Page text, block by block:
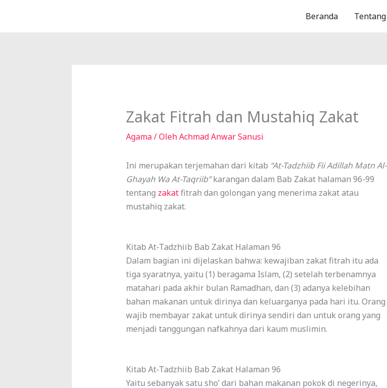
Beranda Tentang
Zakat Fitrah dan Mustahiq Zakat
Agama/ OlehAchmad Anwar Sanusi
Ini merupakan terjemahan dari kitab “At-Tadzhiib Fii Adillah Matn Al-
Ghayah Wa At-Taqriib”karangan dalam Bab Zakat halaman 96-99
tentang zakatfitrah dan golongan yang menerima zakat atau
mustahiq zakat.
Kitab At-Tadzhiib Bab Zakat Halaman 96
Dalam bagian ini dijelaskan bahwa: kewajiban zakat fitrah itu ada
tiga syaratnya, yaitu (1) beragama Islam, (2) setelah terbenamnya
matahari pada akhir bulan Ramadhan, dan (3) adanya kelebihan
bahan makanan untuk dirinya dan keluarganya pada hari itu. Orang
wajib membayar zakat untuk dirinya sendiri dan untuk orang yang
menjadi tanggungan nafkahnya dari kaum muslimin.
Kitab At-Tadzhiib Bab Zakat Halaman 96
Yaitu sebanyak satu sho’ dari bahan makanan pokok di negerinya,